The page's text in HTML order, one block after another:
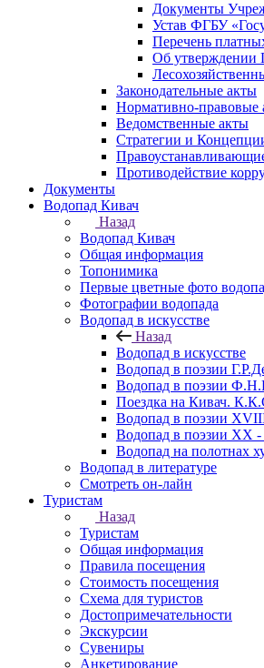
Документы
Устав ФГБУ
Перечень
Об утверждении
Законодательные акты
Нормативно-правовые
Ведомственные акты
Стратегии и
Противодействие
Документы
Водопад Кивач
Назад
Водопад Кивач
Общая информация
Топонимика
Первые цветные фото
Фотографии водопада
Водопад в искусстве
Назад
Водопад в искусстве
Водопад в поэзии
Водопад в поэзии
Поездка на Кивач.
Водопад в поэзии
Водопад в поэзии XX
Водопад на полотнах
Водопад в литературе
Смотреть он-лайн
Туристам
Назад
Туристам
Общая информация
Правила посещения
Стоимость посещения
Схема для туристов
Достопримечательности
Экскурсии
Сувениры
Анкетирование